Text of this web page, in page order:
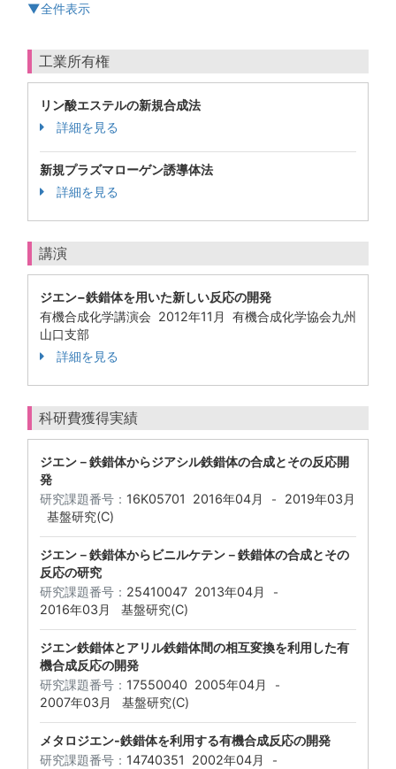
▼全件表示
工業所有権
リン酸エステルの新規合成法
詳細を見る
新規プラズマローゲン誘導体法
詳細を見る
講演
ジエン−鉄錯体を用いた新しい反応の開発
有機合成化学講演会 2012年11月 有機合成化学協会九州
山口支部
詳細を見る
科研費獲得実績
ジエン－鉄錯体からジアシル鉄錯体の合成とその反応開
発
研究課題番号： 16K05701 2016年04月 -
2019年03月
基盤研究(C)
ジエン－鉄錯体からビニルケテン－鉄錯体の合成とその
反応の研究
研究課題番号： 25410047 2013年04月 -
2016年03月 基盤研究(C)
ジエン鉄錯体とアリル鉄錯体間の相互変換を利用した有
機合成反応の開発
研究課題番号： 17550040 2005年04月 -
2007年03月 基盤研究(C)
メタロジエン-鉄錯体を利用する有機合成反応の開発
研究課題番号： 14740351 2002年04月 -